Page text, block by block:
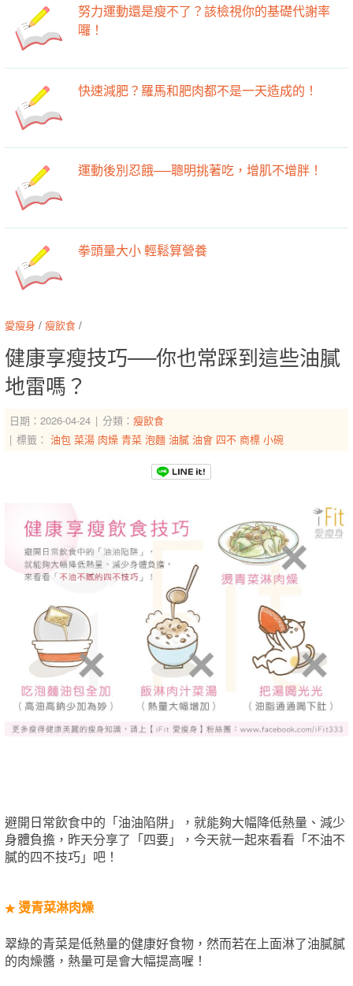
努力運動還是瘦不了？該檢視你的基礎代謝率
囉！
快速減肥？羅馬和肥肉都不是一天造成的！
運動後別忍餓──聰明挑著吃，增肌不增胖！
拳頭量大小 輕鬆算營養
愛瘦身 / 瘦飲食 /
健康享瘦技巧──你也常踩到這些油膩
地雷嗎？
日期：2026-04-24 分類： 瘦飲食
標籤： 油包 菜湯 肉燥 青菜 泡麵 油膩 油會 四不 商標 小碗
避開日常飲食中的「油油陷阱」，就能夠大幅降低熱量、減少
身體負擔，昨天分享了「四要」，今天就一起來看看「不油不
膩的四不技巧」吧！
★ 燙青菜淋肉燥
翠綠的青菜是低熱量的健康好食物，然而若在上面淋了油膩膩
的肉燥醬，熱量可是會大幅提高喔！